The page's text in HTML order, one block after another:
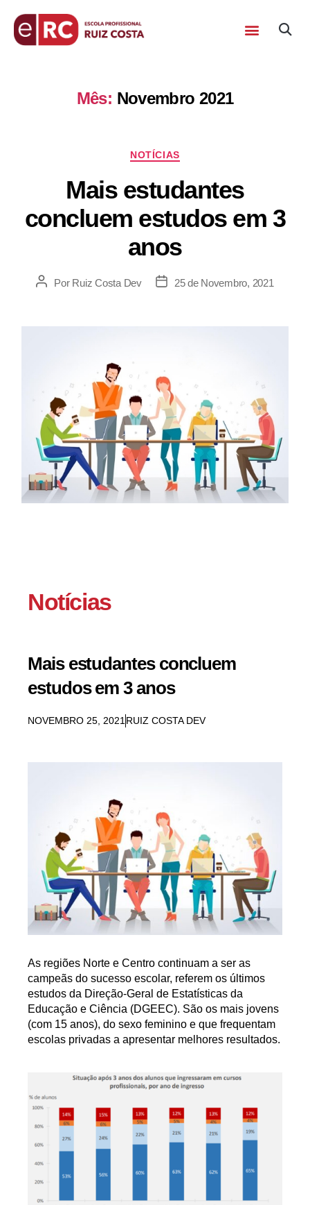
Mês: Novembro 2021
NOTÍCIAS
Mais estudantes
concluem estudos em 3
anos
Por Ruiz Costa Dev 25 de Novembro, 2021
Notícias
Mais estudantes concluem
estudos em 3 anos
NOVEMBRO 25, 2021 RUIZ COSTA DEV
As regiões Norte e Centro continuam a ser as
campeãs do sucesso escolar, referem os últimos
estudos da Direção-Geral de Estatísticas da
Educação e Ciência (DGEEC). São os mais jovens
(com 15 anos), do sexo feminino e que frequentam
escolas privadas a apresentar melhores resultados.